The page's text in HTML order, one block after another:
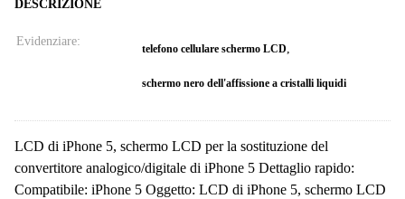
DESCRIZIONE
Evidenziare:
telefono cellulare schermo LCD
schermo nero dell'affissione a cristalli liquidi
LCD di iPhone 5, schermo LCD per la sostituzione del
convertitore analogico/digitale di iPhone 5 Dettaglio rapido:
Compatibile: iPhone 5 Oggetto: LCD di iPhone 5, schermo LCD